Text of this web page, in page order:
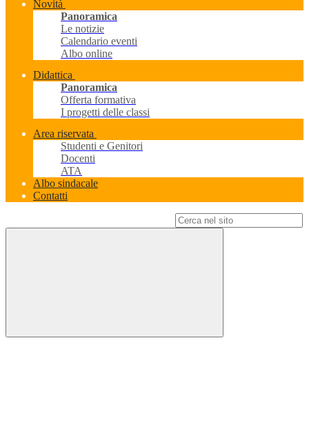
Novità
Panoramica
Le notizie
Calendario eventi
Albo online
Didattica
Panoramica
Offerta formativa
I progetti delle classi
Area riservata
Studenti e Genitori
Docenti
ATA
Albo sindacale
Contatti